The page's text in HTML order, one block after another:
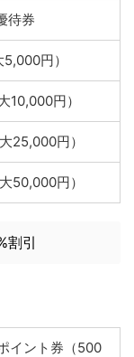
待券
円）
10,000円）
25,000円）
50,000円）
割引
イント券（500